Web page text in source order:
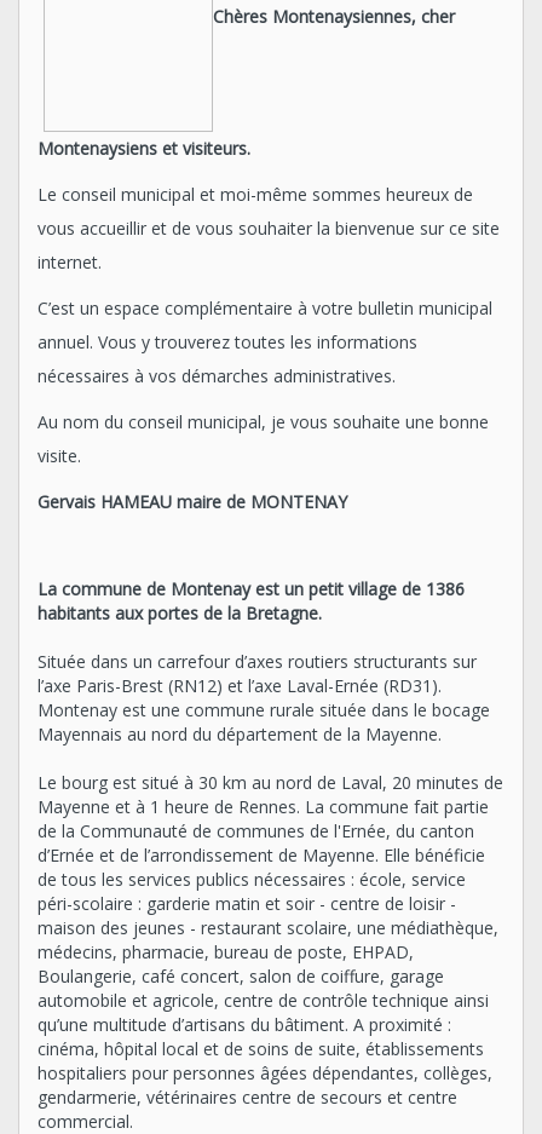
Chères Montenaysiennes, cher
Montenaysiens et visiteurs.
Le conseil municipal et moi-même sommes heureux de
vous accueillir et de vous souhaiter la bienvenue sur ce site
internet.
C’est un espace complémentaire à votre bulletin municipal
annuel. Vous y trouverez toutes les informations
nécessaires à vos démarches administratives.
Au nom du conseil municipal, je vous souhaite une bonne
visite.
Gervais HAMEAU maire de MONTENAY
La commune de Montenay est un petit village de 1386
habitants aux portes de la Bretagne.
Située dans un carrefour d’axes routiers structurants sur
l’axe Paris-Brest (RN12) et l’axe Laval-Ernée (RD31).
Montenay est une commune rurale située dans le bocage
Mayennais au nord du département de la Mayenne.
Le bourg est situé à 30 km au nord de Laval, 20 minutes de
Mayenne et à 1 heure de Rennes. La commune fait partie
de la Communauté de communes de l'Ernée, du canton
d’Ernée et de l’arrondissement de Mayenne. Elle bénéficie
de tous les services publics nécessaires : école, service
péri-scolaire : garderie matin et soir - centre de loisir -
maison des jeunes - restaurant scolaire, une médiathèque,
médecins, pharmacie, bureau de poste, EHPAD,
Boulangerie, café concert, salon de coiffure, garage
automobile et agricole, centre de contrôle technique ainsi
qu’une multitude d’artisans du bâtiment. A proximité :
cinéma, hôpital local et de soins de suite, établissements
hospitaliers pour personnes âgées dépendantes, collèges,
gendarmerie, vétérinaires centre de secours et centre
commercial.